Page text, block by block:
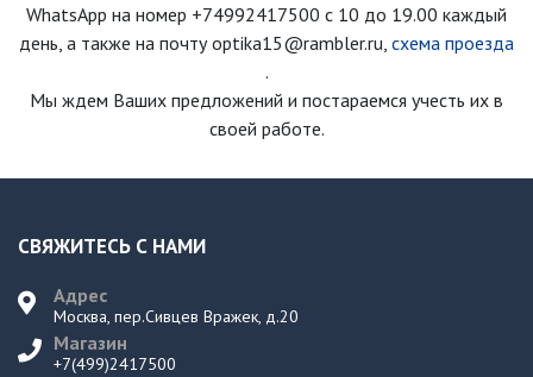
WhatsApp на номер +74992417500 с 10 до 19.00 каждый
день, а также на почту optika15@rambler.ru, схема проезда
.
Мы ждем Ваших предложений и постараемся учесть их в
своей работе.
СВЯЖИТЕСЬ С НАМИ
Адрес
Москва, пер.Сивцев Вражек, д.20
Магазин
+7(499)2417500